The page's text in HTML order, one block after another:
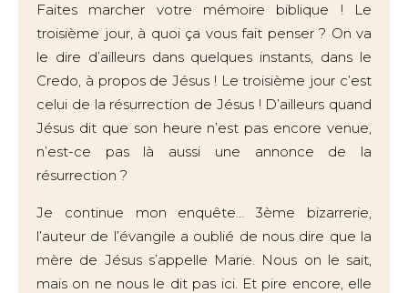
Faites marcher votre mémoire biblique ! Le
troisième jour, à quoi ça vous fait penser ? On va
le dire d’ailleurs dans quelques instants, dans le
Credo, à propos de Jésus ! Le troisième jour c’est
celui de la résurrection de Jésus ! D’ailleurs quand
Jésus dit que son heure n’est pas encore venue,
n’est-ce pas là aussi une annonce de la
résurrection ?
Je continue mon enquête… 3ème bizarrerie,
l’auteur de l’évangile a oublié de nous dire que la
mère de Jésus s’appelle Marie. Nous on le sait,
mais on ne nous le dit pas ici. Et pire encore, elle